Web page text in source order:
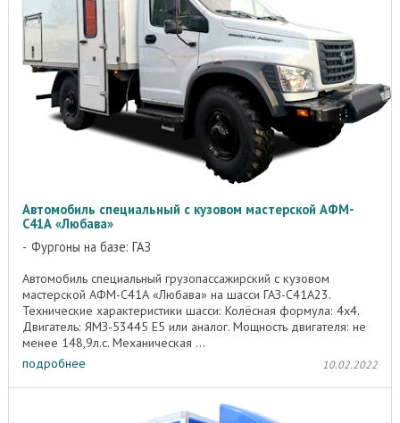
Автомобиль специальный с кузовом мастерской АФМ-
C41А «Любава»
Фургоны на базе: ГАЗ
Автомобиль специальный грузопассажирский с кузовом
мастерской АФМ-C41А «Любава» на шасси ГАЗ-С41А23.
Технические характеристики шасси: Колёсная формула: 4х4.
Двигатель: ЯМЗ-53445 Е5 или аналог. Мощность двигателя: не
менее 148,9л.с. Механическая ...
подробнее
10.02.2022